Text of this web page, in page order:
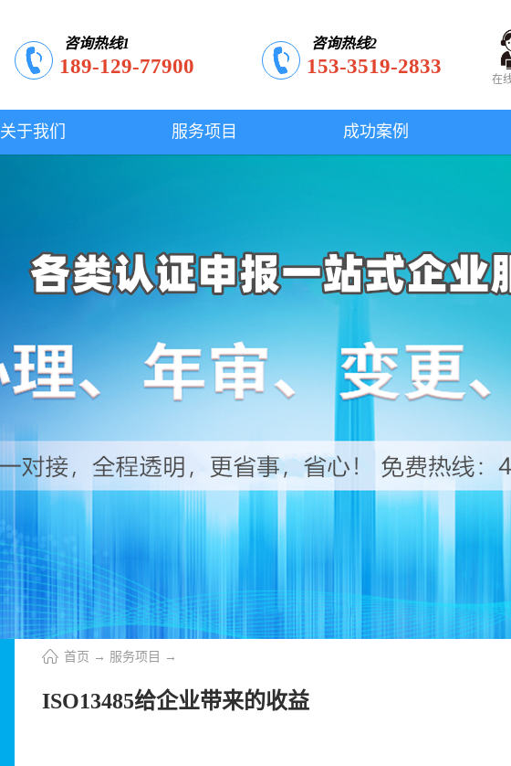
咨询热线1
189-129-77900
咨询热线2
153-3519-2833
在
关于我们 服务项目 成功案例
首页 → 服务项目 →
ISO13485给企业带来的收益